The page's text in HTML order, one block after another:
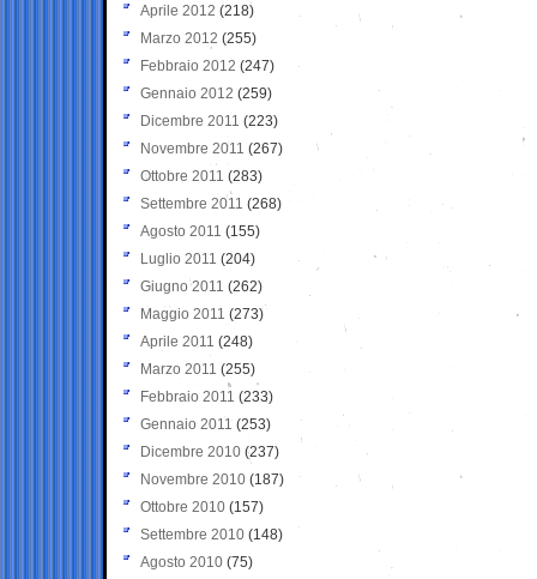
Aprile 2012 (218)
Marzo 2012 (255)
Febbraio 2012 (247)
Gennaio 2012 (259)
Dicembre 2011 (223)
Novembre 2011 (267)
Ottobre 2011 (283)
Settembre 2011 (268)
Agosto 2011 (155)
Luglio 2011 (204)
Giugno 2011 (262)
Maggio 2011 (273)
Aprile 2011 (248)
Marzo 2011 (255)
Febbraio 2011 (233)
Gennaio 2011 (253)
Dicembre 2010 (237)
Novembre 2010 (187)
Ottobre 2010 (157)
Settembre 2010 (148)
Agosto 2010 (75)